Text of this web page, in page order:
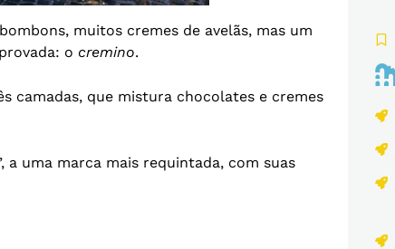
muitos cremes de avelãs, mas um
o cremino.
camadas, que mistura chocolates e cremes
a uma marca mais requintada, com suas